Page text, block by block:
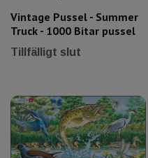
Vintage Pussel - Summer
Truck - 1000 Bitar pussel
Tillfälligt slut